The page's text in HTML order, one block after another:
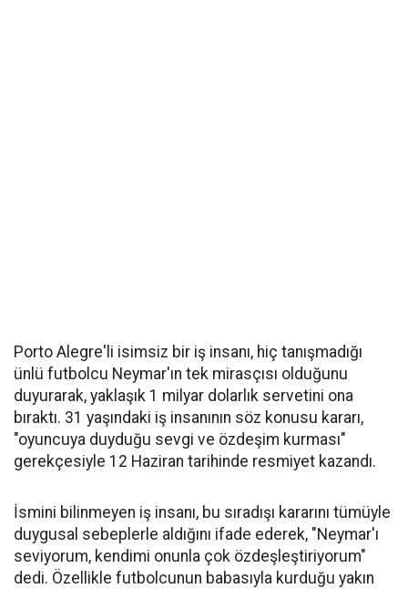
Porto Alegre'li isimsiz bir iş insanı, hiç tanışmadığı
ünlü futbolcu Neymar'ın tek mirasçısı olduğunu
duyurarak, yaklaşık 1 milyar dolarlık servetini ona
bıraktı. 31 yaşındaki iş insanının söz konusu kararı,
"oyuncuya duyduğu sevgi ve özdeşim kurması"
gerekçesiyle 12 Haziran tarihinde resmiyet kazandı.
İsmini bilinmeyen iş insanı, bu sıradışı kararını tümüyle
duygusal sebeplerle aldığını ifade ederek, "Neymar'ı
seviyorum, kendimi onunla çok özdeşleştiriyorum"
dedi. Özellikle futbolcunun babasıyla kurduğu yakın